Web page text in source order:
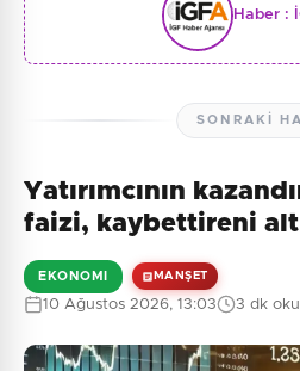
Haber :
SONRAKI
Yatırımcının
faizi, kaybettireni
EKONOMI MANŞET
10 Ağustos 2026, 13:03 3 dk